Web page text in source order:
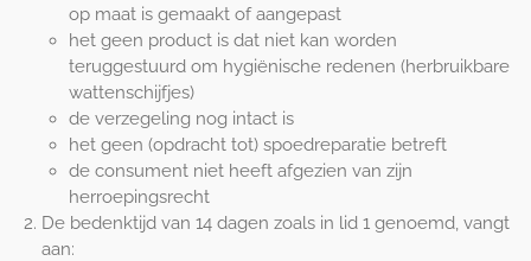
op maat is gemaakt of aangepast
het geen product is dat niet kan worden
teruggestuurd om hygiënische redenen (herbruikbare
wattenschijfjes)
de verzegeling nog intact is
het geen (opdracht tot) spoedreparatie betreft
de consument niet heeft afgezien van zijn
herroepingsrecht
De bedenktijd van 14 dagen zoals in lid 1 genoemd, vangt
aan: